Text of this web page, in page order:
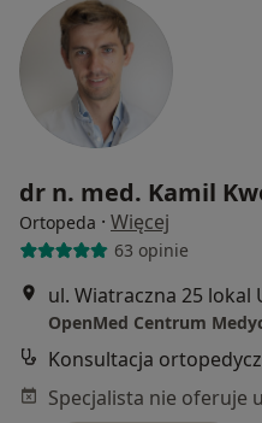
dr n. med. Kamil
Ortopeda · Więcej
63 opinie
ul. Wiatraczna 25 lokal
OpenMed Centrum
Konsultacja